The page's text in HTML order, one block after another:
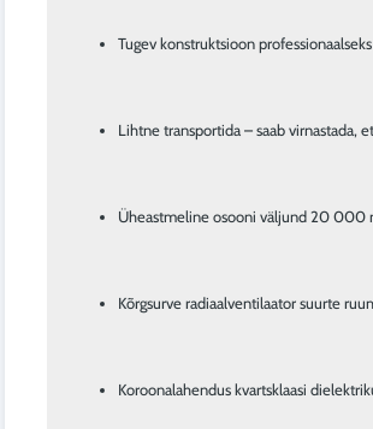
Tugev konstruktsioon
Lihtne transportida – saab virnastada,
Üheastmeline osooni väljund 20 000
Kõrgsurve radiaalventilaator suurte
Koroonalahendus kvartsklaasi